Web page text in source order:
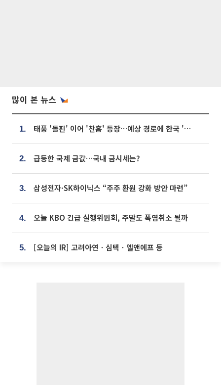
많이 본 뉴스
1. 태풍 '돌핀' 이어 '찬홈' 등장…예상 경로에 한국 '한숨'
2. 급등한 국제 금값…국내 금시세는?
3. 삼성전자·SK하이닉스 “주주 환원 강화 방안 마련”
4. 오늘 KBO 긴급 실행위원회, 주말도 폭염취소 될까
5. [오늘의 IR] 고려아연ㆍ심텍ㆍ엘앤에프 등